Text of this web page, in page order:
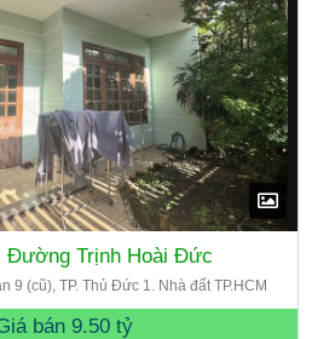
Đường Trịnh Hoài Đức
9 (cũ), TP. Thủ Đức 1. Nhà đất TP.HCM
bán 9.50 tỷ